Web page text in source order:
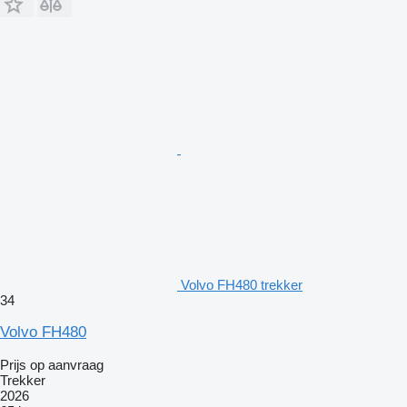
Volvo FH480 trekker
34
Volvo FH480
Prijs op aanvraag
Trekker
2026